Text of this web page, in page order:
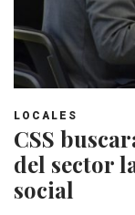
LOCALES
CSS
del sector
social